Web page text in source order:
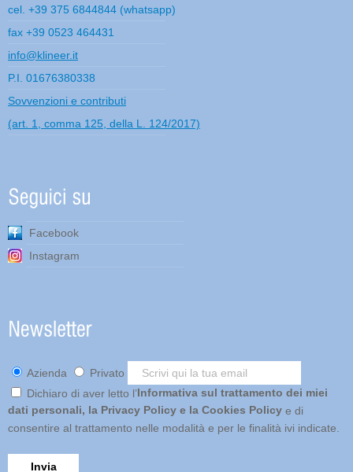
cel. +39 375 6844844 (whatsapp)
fax +39 0523 464431
info@klineer.it
P.I. 01676380338
Sovvenzioni e contributi
(art. 1, comma 125, della L. 124/2017)
Facebook
Instagram
Azienda
Privato
Dichiaro di aver letto l’Informativa sul trattamento dei miei
dati personali, la Privacy Policy e la Cookies Policy e di
consentire al trattamento nelle modalità e per le finalità ivi indicate.
Invia